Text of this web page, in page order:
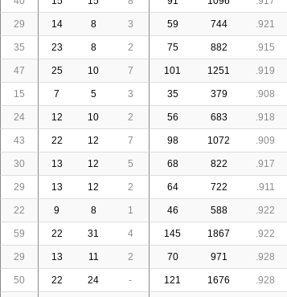
29 14 8 3 59 744 .921
35 23 8 2 75 882 .915
47 25 10 7 101 1251 .919
15 7 5 3 35 379 .908
24 12 10 2 56 683 .918
43 22 12 7 98 1072 .909
30 13 12 5 68 822 .917
29 13 12 2 64 722 .911
22 9 8 1 46 588 .922
59 22 31 4 145 1867 .922
29 13 11 2 70 971 .928
50 22 24 - 121 1676 .928